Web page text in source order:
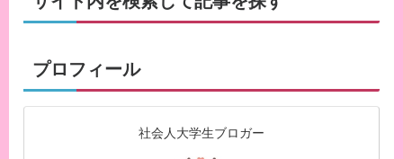
プロフィール
社会人大学生ブロガー